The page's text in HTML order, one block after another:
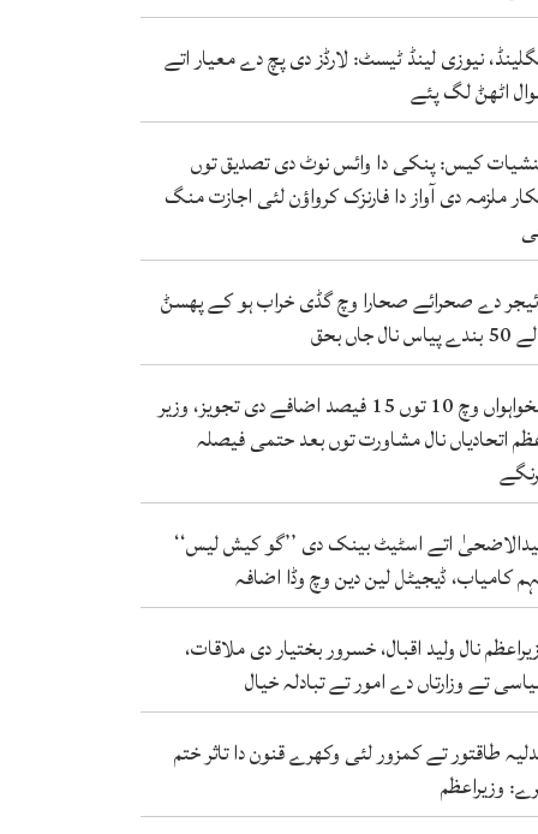
نیوزی لینڈ ٹیسٹ: لارڈز دی پچ دے معیار اتے
اٹھݨ لگ پئے
کیس: پنکی دا وائس نوٹ دی تصدیق توں
ملزمہ دی آواز دا فارنزک کرواؤن لئی اجازت منگ
دے صحرائے صحارا وچ گڈی خراب ہو کے پھسݨ
نال جاں بحق
تنخواہواں وچ 10 توں 15 فیصد اضافے دی تجویز، وزیر
اتحادیاں نال مشاورت توں بعد حتمی فیصلہ
اتے اسٹیٹ بینک دی ’’گو کیش لیس‘‘
کامیاب، ڈیجیٹل لین دین وچ وڈا اضافہ
نال ولید اقبال، خسرور بختیار دی ملاقات،
تے وزارتاں دے امور تے تبادلہ خیال
طاقتور تے کمزور لئی وکھرے قنون دا تاثر ختم
وزیراعظم